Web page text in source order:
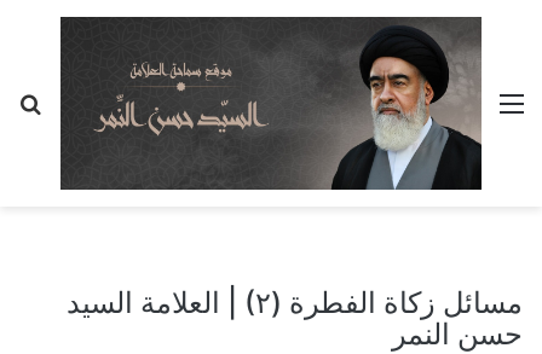
القائمة
مسائل زكاة الفطرة (٢) | العلامة السيد
حسن النمر